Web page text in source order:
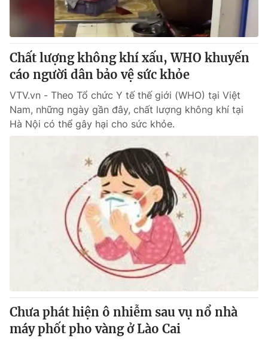
Chất lượng không khí xấu, WHO khuyến
cáo người dân bảo vệ sức khỏe
VTV.vn - Theo Tổ chức Y tế thế giới (WHO) tại Việt
Nam, những ngày gần đây, chất lượng không khí tại
Hà Nội có thể gây hại cho sức khỏe.
Chưa phát hiện ô nhiễm sau vụ nổ nhà
máy phốt pho vàng ở Lào Cai